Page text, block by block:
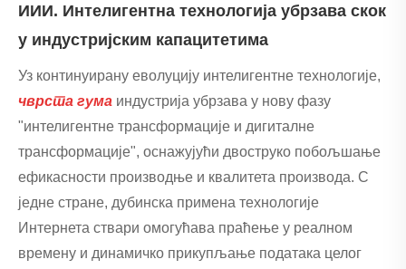
ИИИ. Интелигентна технологија убрзава скок
у индустријским капацитетима
Уз континуирану еволуцију интелигентне технологије,
чврста гума индустрија убрзава у нову фазу
"интелигентне трансформације и дигиталне
трансформације", оснажујући двоструко побољшање
ефикасности производње и квалитета производа. С
једне стране, дубинска примена технологије
Интернета ствари омогућава праћење у реалном
времену и динамичко прикупљање података целог